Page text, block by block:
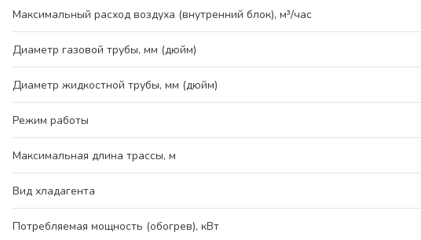
Максимальный расход воздуха (внутренний блок), м³/час
Диаметр газовой трубы, мм (дюйм)
Диаметр жидкостной трубы, мм (дюйм)
Режим работы
Максимальная длина трассы, м
Вид хладагента
Потребляемая мощность (обогрев), кВт